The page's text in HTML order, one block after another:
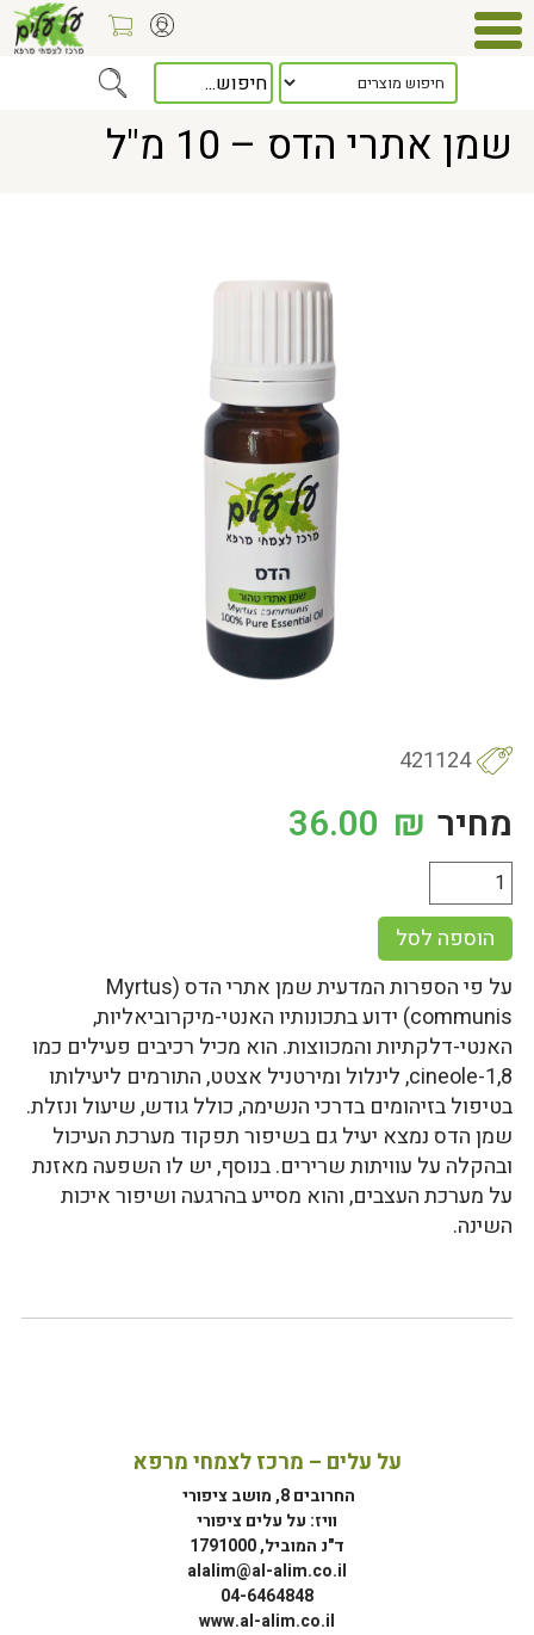
> שמן אתרי הדס – 10 מ"ל
שמן אתרי הדס – 10 מ"ל
421124
מחיר 36.00 ₪
הוספה לסל
על פי הספרות המדעית שמן אתרי הדס (Myrtus
communis) ידוע בתכונותיו האנטי-מיקרוביאליות,
האנטי-דלקתיות והמכווצות. הוא מכיל רכיבים פעילים כמו
1,8-cineole, לינלול ומירטניל אצטט, התורמים ליעילותו
בטיפול בזיהומים בדרכי הנשימה, כולל גודש, שיעול ונזלת.
שמן הדס נמצא יעיל גם בשיפור תפקוד מערכת העיכול
ובהקלה על עוויתות שרירים. בנוסף, יש לו השפעה מאזנת
על מערכת העצבים, והוא מסייע בהרגעה ושיפור איכות
השינה.
על עלים – מרכז לצמחי מרפא
החרובים 8, מושב ציפורי
וויז: על עלים ציפורי
ד"נ המוביל, 1791000
alalim@al-alim.co.il
04-6464848
www.al-alim.co.il